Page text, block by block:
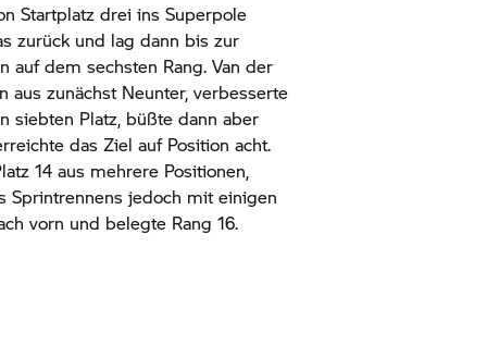
Startplatz drei ins Superpole
zurück und lag dann bis zur
auf dem sechsten Rang. Van der
aus zunächst Neunter, verbesserte
siebten Platz, büßte dann aber
das Ziel auf Position acht.
14 aus mehrere Positionen,
Sprintrennens jedoch mit einigen
vorn und belegte Rang 16.